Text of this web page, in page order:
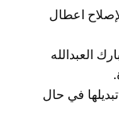
اعطال
العبدالله
في حال